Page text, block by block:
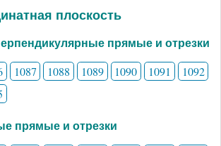
плоскость
прямые и отрезки
1087 1088 1089 1090 1091
1092
прямые и отрезки